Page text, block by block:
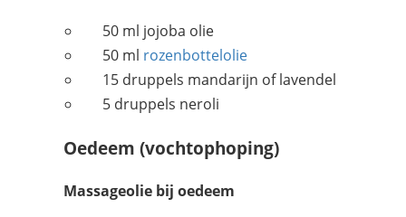
50 ml jojoba olie
50 ml rozenbottelolie
15 druppels mandarijn of lavendel
5 druppels neroli
Oedeem (vochtophoping)
Massageolie bij oedeem